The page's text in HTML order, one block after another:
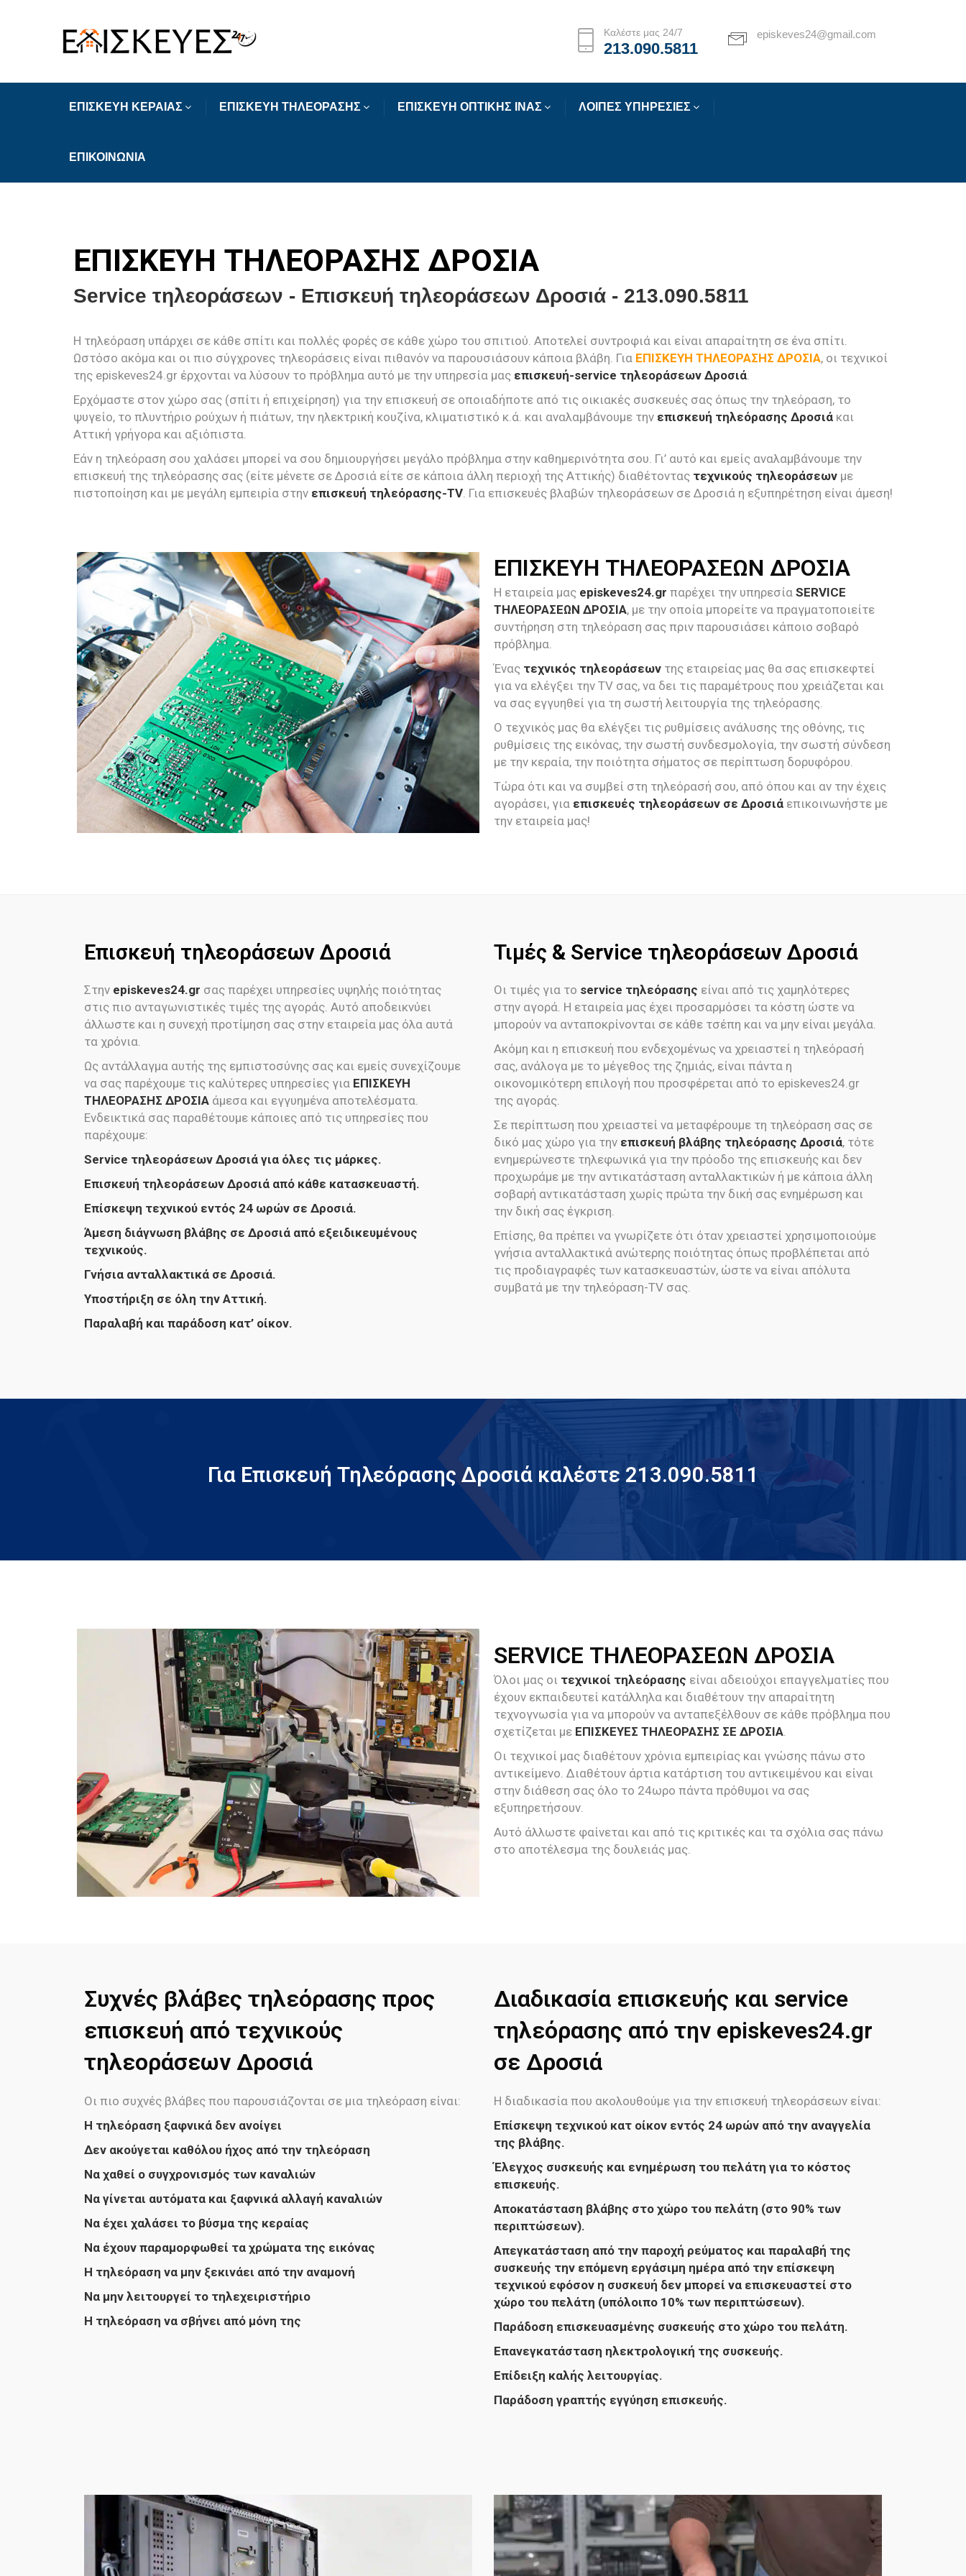
Καλέστε μας 24/7
213.090.5811
episkeves24@gmail.com
ΕΠΙΣΚΕΥΗ ΚΕΡΑΙΑΣ ΕΠΙΣΚΕΥΗ ΤΗΛΕΟΡΑΣΗΣ ΕΠΙΣΚΕΥΗ ΟΠΤΙΚΗΣ ΙΝΑΣ ΛΟΙΠΕΣ ΥΠΗΡΕΣΙΕΣ
ΕΠΙΚΟΙΝΩΝΙΑ
ΕΠΙΣΚΕΥΗ ΤΗΛΕΟΡΑΣΗΣ ΔΡΟΣΙΑ
Service τηλεοράσεων - Επισκευή τηλεοράσεων Δροσιά - 213.090.5811
Η τηλεόραση υπάρχει σε κάθε σπίτι και πολλές φορές σε κάθε χώρο του σπιτιού. Αποτελεί συντροφιά και είναι απαραίτητη σε ένα σπίτι.
Ωστόσο ακόμα και οι πιο σύγχρονες τηλεοράσεις είναι πιθανόν να παρουσιάσουν κάποια βλάβη. Για ΕΠΙΣΚΕΥΗ ΤΗΛΕΟΡΑΣΗΣ ΔΡΟΣΙΑ, οι τεχνικοί
της episkeves24.gr έρχονται να λύσουν το πρόβλημα αυτό με την υπηρεσία μας επισκευή-service τηλεοράσεων Δροσιά.
Ερχόμαστε στον χώρο σας (σπίτι ή επιχείρηση) για την επισκευή σε οποιαδήποτε από τις οικιακές συσκευές σας όπως την τηλεόραση, το
ψυγείο, το πλυντήριο ρούχων ή πιάτων, την ηλεκτρική κουζίνα, κλιματιστικό κ.ά. και αναλαμβάνουμε την επισκευή τηλεόρασης Δροσιά και
Αττική γρήγορα και αξιόπιστα.
Εάν η τηλεόραση σου χαλάσει μπορεί να σου δημιουργήσει μεγάλο πρόβλημα στην καθημερινότητα σου. Γι’ αυτό και εμείς αναλαμβάνουμε την
επισκευή της τηλεόρασης σας (είτε μένετε σε Δροσιά είτε σε κάποια άλλη περιοχή της Αττικής) διαθέτοντας τεχνικούς τηλεοράσεων με
πιστοποίηση και με μεγάλη εμπειρία στην επισκευή τηλεόρασης-TV. Για επισκευές βλαβών τηλεοράσεων σε Δροσιά η εξυπηρέτηση είναι άμεση!
ΕΠΙΣΚΕΥΗ ΤΗΛΕΟΡΑΣΕΩΝ ΔΡΟΣΙΑ
Η εταιρεία μας episkeves24.gr παρέχει την υπηρεσία SERVICE
ΤΗΛΕΟΡΑΣΕΩΝ ΔΡΟΣΙΑ, με την οποία μπορείτε να πραγματοποιείτε
συντήρηση στη τηλεόραση σας πριν παρουσιάσει κάποιο σοβαρό
πρόβλημα.
Ένας τεχνικός τηλεοράσεων της εταιρείας μας θα σας επισκεφτεί
για να ελέγξει την TV σας, να δει τις παραμέτρους που χρειάζεται και
να σας εγγυηθεί για τη σωστή λειτουργία της τηλεόρασης.
Ο τεχνικός μας θα ελέγξει τις ρυθμίσεις ανάλυσης της οθόνης, τις
ρυθμίσεις της εικόνας, την σωστή συνδεσμολογία, την σωστή σύνδεση
με την κεραία, την ποιότητα σήματος σε περίπτωση δορυφόρου.
Τώρα ότι και να συμβεί στη τηλεόρασή σου, από όπου και αν την έχεις
αγοράσει, για επισκευές τηλεοράσεων σε Δροσιά επικοινωνήστε με
την εταιρεία μας!
Επισκευή τηλεοράσεων Δροσιά
Στην episkeves24.gr σας παρέχει υπηρεσίες υψηλής ποιότητας
στις πιο ανταγωνιστικές τιμές της αγοράς. Αυτό αποδεικνύει
άλλωστε και η συνεχή προτίμηση σας στην εταιρεία μας όλα αυτά
τα χρόνια.
Ως αντάλλαγμα αυτής της εμπιστοσύνης σας και εμείς συνεχίζουμε
να σας παρέχουμε τις καλύτερες υπηρεσίες για ΕΠΙΣΚΕΥΗ
ΤΗΛΕΟΡΑΣΗΣ ΔΡΟΣΙΑ άμεσα και εγγυημένα αποτελέσματα.
Ενδεικτικά σας παραθέτουμε κάποιες από τις υπηρεσίες που
παρέχουμε:
Service τηλεοράσεων Δροσιά για όλες τις μάρκες.
Επισκευή τηλεοράσεων Δροσιά από κάθε κατασκευαστή.
Επίσκεψη τεχνικού εντός 24 ωρών σε Δροσιά.
Άμεση διάγνωση βλάβης σε Δροσιά από εξειδικευμένους
τεχνικούς.
Γνήσια ανταλλακτικά σε Δροσιά.
Υποστήριξη σε όλη την Αττική.
Παραλαβή και παράδοση κατ’ οίκον.
Τιμές & Service τηλεοράσεων Δροσιά
Οι τιμές για το service τηλεόρασης είναι από τις χαμηλότερες
στην αγορά. Η εταιρεία μας έχει προσαρμόσει τα κόστη ώστε να
μπορούν να ανταποκρίνονται σε κάθε τσέπη και να μην είναι μεγάλα.
Ακόμη και η επισκευή που ενδεχομένως να χρειαστεί η τηλεόρασή
σας, ανάλογα με το μέγεθος της ζημιάς, είναι πάντα η
οικονομικότερη επιλογή που προσφέρεται από το episkeves24.gr
της αγοράς.
Σε περίπτωση που χρειαστεί να μεταφέρουμε τη τηλεόραση σας σε
δικό μας χώρο για την επισκευή βλάβης τηλεόρασης Δροσιά, τότε
ενημερώνεστε τηλεφωνικά για την πρόοδο της επισκευής και δεν
προχωράμε με την αντικατάσταση ανταλλακτικών ή με κάποια άλλη
σοβαρή αντικατάσταση χωρίς πρώτα την δική σας ενημέρωση και
την δική σας έγκριση.
Επίσης, θα πρέπει να γνωρίζετε ότι όταν χρειαστεί χρησιμοποιούμε
γνήσια ανταλλακτικά ανώτερης ποιότητας όπως προβλέπεται από
τις προδιαγραφές των κατασκευαστών, ώστε να είναι απόλυτα
συμβατά με την τηλεόραση-TV σας.
Για Επισκευή Τηλεόρασης Δροσιά καλέστε 213.090.5811
SERVICE ΤΗΛΕΟΡΑΣΕΩΝ ΔΡΟΣΙΑ
Όλοι μας οι τεχνικοί τηλεόρασης είναι αδειούχοι επαγγελματίες που
έχουν εκπαιδευτεί κατάλληλα και διαθέτουν την απαραίτητη
τεχνογνωσία για να μπορούν να ανταπεξέλθουν σε κάθε πρόβλημα που
σχετίζεται με ΕΠΙΣΚΕΥΕΣ ΤΗΛΕΟΡΑΣΗΣ ΣΕ ΔΡΟΣΙΑ.
Οι τεχνικοί μας διαθέτουν χρόνια εμπειρίας και γνώσης πάνω στο
αντικείμενο. Διαθέτουν άρτια κατάρτιση του αντικειμένου και είναι
στην διάθεση σας όλο το 24ωρο πάντα πρόθυμοι να σας
εξυπηρετήσουν.
Αυτό άλλωστε φαίνεται και από τις κριτικές και τα σχόλια σας πάνω
στο αποτέλεσμα της δουλειάς μας.
Συχνές βλάβες τηλεόρασης προς
επισκευή από τεχνικούς
τηλεοράσεων Δροσιά
Οι πιο συχνές βλάβες που παρουσιάζονται σε μια τηλεόραση είναι:
H τηλεόραση ξαφνικά δεν ανοίγει
Δεν ακούγεται καθόλου ήχος από την τηλεόραση
Να χαθεί ο συγχρονισμός των καναλιών
Να γίνεται αυτόματα και ξαφνικά αλλαγή καναλιών
Να έχει χαλάσει το βύσμα της κεραίας
Να έχουν παραμορφωθεί τα χρώματα της εικόνας
Η τηλεόραση να μην ξεκινάει από την αναμονή
Να μην λειτουργεί το τηλεχειριστήριο
Η τηλεόραση να σβήνει από μόνη της
Διαδικασία επισκευής και service
τηλεόρασης από την episkeves24.gr
σε Δροσιά
Η διαδικασία που ακολουθούμε για την επισκευή τηλεοράσεων είναι:
Επίσκεψη τεχνικού κατ οίκον εντός 24 ωρών από την αναγγελία
της βλάβης.
Έλεγχος συσκευής και ενημέρωση του πελάτη για το κόστος
επισκευής.
Αποκατάσταση βλάβης στο χώρο του πελάτη (στο 90% των
περιπτώσεων).
Απεγκατάσταση από την παροχή ρεύματος και παραλαβή της
συσκευής την επόμενη εργάσιμη ημέρα από την επίσκεψη
τεχνικού εφόσον η συσκευή δεν μπορεί να επισκευαστεί στο
χώρο του πελάτη (υπόλοιπο 10% των περιπτώσεων).
Παράδοση επισκευασμένης συσκευής στο χώρο του πελάτη.
Επανεγκατάσταση ηλεκτρολογική της συσκευής.
Επίδειξη καλής λειτουργίας.
Παράδοση γραπτής εγγύηση επισκευής.